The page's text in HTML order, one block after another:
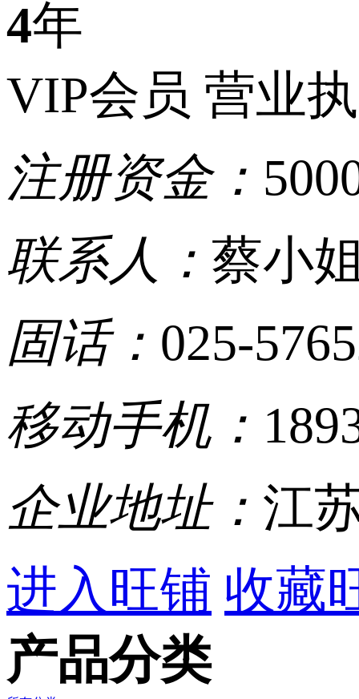
4年
VIP会员 营业
注册资金：
联系人： 蔡小
固话： 025-
移动手机：
企业地址： 江
进入旺铺 收藏
产品分类